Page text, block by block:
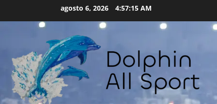
agosto 6, 2026 4:57:16 AM